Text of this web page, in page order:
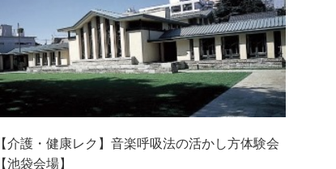
【介護・健康レク】音楽呼吸法の活かし方体験会
【池袋会場】